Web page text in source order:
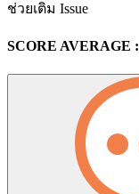
ช่วยเติม Issue
SCORE AVERAGE :